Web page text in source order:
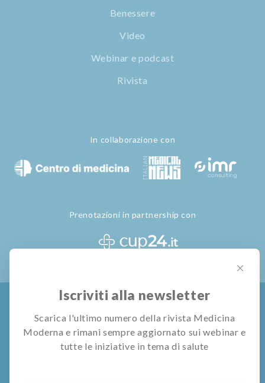
Benessere
Video
Webinar e podcast
Rivista
In collaborazione con
Prenotazioni in partnership con
© All rights reserved Pubblivision S.r.l.
Iscriviti alla newsletter
Scarica l'ultimo numero della rivista Medicina
Moderna e rimani sempre aggiornato sui webinar e
tutte le iniziative in tema di salute